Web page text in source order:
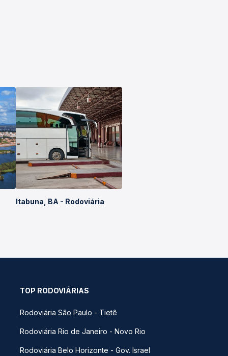
Itabuna, BA - Rodoviária
TOP RODOVIÁRIAS
Rodoviária São Paulo - Tietê
Rodoviária Rio de Janeiro - Novo Rio
Rodoviária Belo Horizonte - Gov. Israel